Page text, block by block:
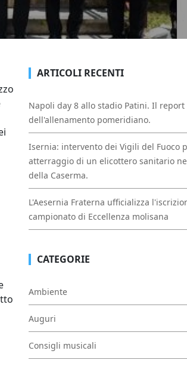
ARTICOLI RECENTI
Napoli day 8 allo stadio Patini. Il report
dell'allenamento pomeridiano.
Isernia: intervento dei Vigili del Fuoco
atterraggio di un elicottero sanitario
della Caserma.
L'Aesernia Fraterna ufficializza
campionato di Eccellenza molisana
CATEGORIE
Ambiente
Auguri
Consigli musicali